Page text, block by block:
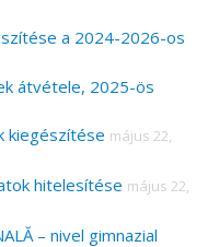
a 2024-2026-os
átvétele, 2025-ös
kiegészítése május 22,
hitelesítése május 22,
– nivel gimnazial